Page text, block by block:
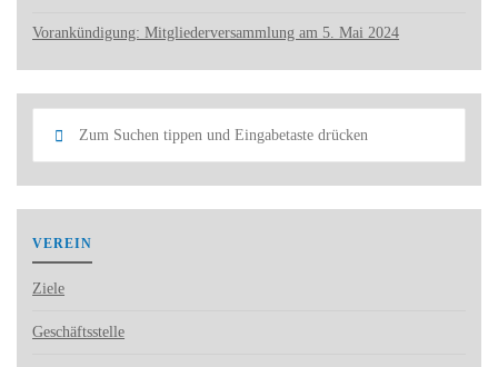
Vorankündigung: Mitgliederversammlung am 5. Mai 2024
Suchen
VEREIN
Ziele
Geschäftsstelle